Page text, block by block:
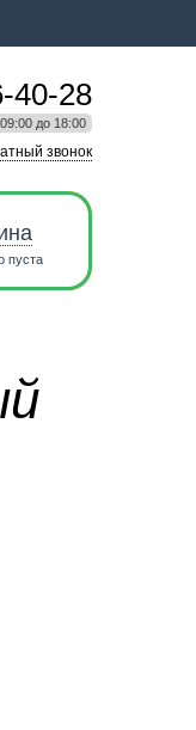
40-28
до 18:00
звонок
пуста